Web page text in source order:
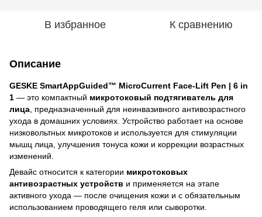
В избранное К сравнению
Описание
GESKE SmartAppGuided™ MicroCurrent Face-Lift Pen | 6 in
1 — это компактный микротоковый подтягиватель для
лица , предназначенный для неинвазивного антивозрастного
ухода в домашних условиях. Устройство работает на основе
низковольтных микротоков и используется для стимуляции
мышц лица, улучшения тонуса кожи и коррекции возрастных
изменений.
Девайс относится к категории микротоковых
антивозрастных устройств и применяется на этапе
активного ухода — после очищения кожи и с обязательным
использованием проводящего геля или сыворотки.